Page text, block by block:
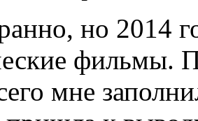
но 2014
фильмы.
мне